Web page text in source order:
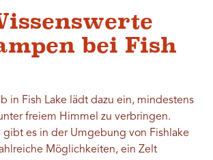
bei Fish
in Fish Lake lädt dazu ein, mindestens
freiem Himmel zu verbringen.
gibt es in der Umgebung von Fishlake
Möglichkeiten, ein Zelt